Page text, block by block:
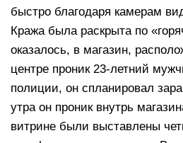
быстро благодаря камерам
Кража была раскрыта по
оказалось, в магазин,
центре проник 23-летний
полиции, он спланировал
утра он проник внутрь
витрине были выставлены